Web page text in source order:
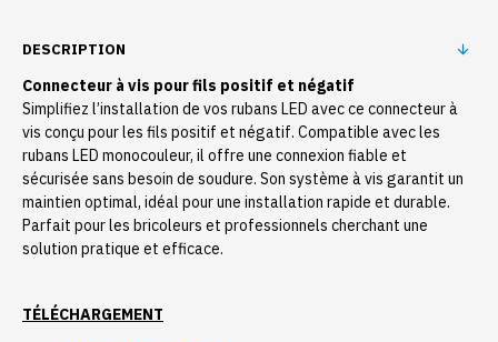
DESCRIPTION
Connecteur à vis pour fils positif et négatif
Simplifiez l’installation de vos rubans LED avec ce connecteur à
vis conçu pour les fils positif et négatif. Compatible avec les
rubans LED monocouleur, il offre une connexion fiable et
sécurisée sans besoin de soudure. Son système à vis garantit un
maintien optimal, idéal pour une installation rapide et durable.
Parfait pour les bricoleurs et professionnels cherchant une
solution pratique et efficace.
TÉLÉCHARGEMENT